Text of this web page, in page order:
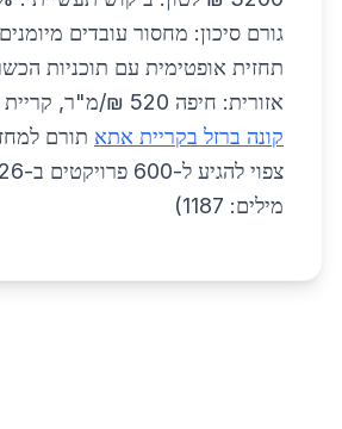
תחזית אופטימית עם תוכניות
אזורית: חיפה 520 ₪/מ"ר, קריית אתא זולה יותר.
קונה ברזל בקריית אתא תורם
מילים: 1187)